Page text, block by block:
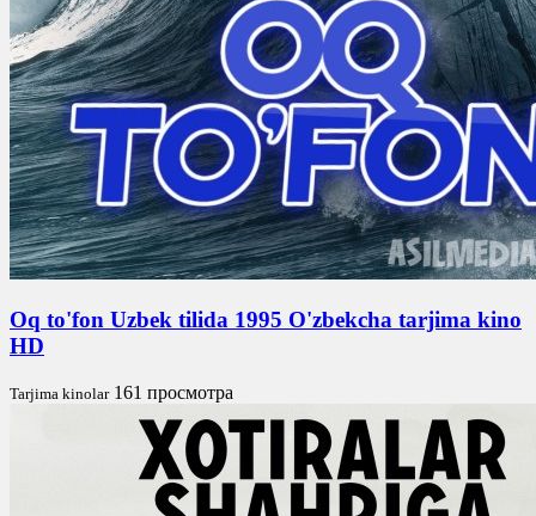
Oq to'fon Uzbek tilida 1995 O'zbekcha tarjima kino
HD
Tarjima kinolar 161 просмотра